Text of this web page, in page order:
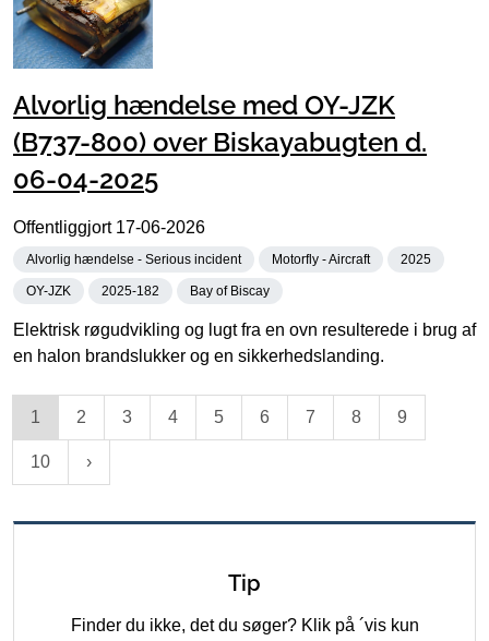
Alvorlig hændelse med OY-JZK
(B737-800) over Biskayabugten d.
06-04-2025
Offentliggjort 17-06-2026
Alvorlig hændelse - Serious incident Motorfly - Aircraft 2025
OY-JZK 2025-182 Bay of Biscay
Elektrisk røgudvikling og lugt fra en ovn resulterede i brug af
en halon brandslukker og en sikkerhedslanding.
1 2 3 4 5 6 7 8 9
10
Tip
Finder du ikke, det du søger? Klik på ´vis kun